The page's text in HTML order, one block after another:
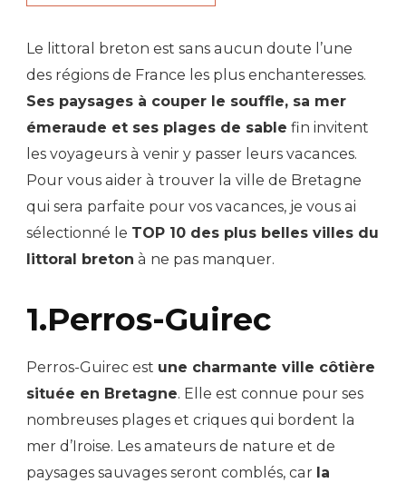
Le littoral breton est sans aucun doute l’une
des régions de France les plus enchanteresses.
Ses paysages à couper le souffle, sa mer
émeraude et ses plages de sable fin invitent
les voyageurs à venir y passer leurs vacances.
Pour vous aider à trouver la ville de Bretagne
qui sera parfaite pour vos vacances, je vous ai
sélectionné le TOP 10 des plus belles villes du
littoral breton à ne pas manquer.
1.Perros-Guirec
Perros-Guirec est une charmante ville côtière
située en Bretagne. Elle est connue pour ses
nombreuses plages et criques qui bordent la
mer d’Iroise. Les amateurs de nature et de
paysages sauvages seront comblés, car la